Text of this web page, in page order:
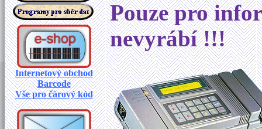
Internetový obchod
Barcode
Vše pro čárový kód
Pouze pro
nevyrábí !!!